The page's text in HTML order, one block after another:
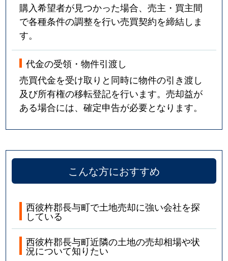
購入希望者が見つかった場合、売主・買主間
で各種条件の調整を行い売買契約を締結しま
す。
代金の受領・物件引渡し
売買代金を受け取りと同時に物件の引き渡し
及び所有権の移転登記を行います。売却益が
ある場合には、確定申告が必要となります。
こんな方におすすめ
西彼杵郡長与町で土地売却に強い会社を探
している
西彼杵郡長与町近隣の土地の売却相場や状
況について知りたい